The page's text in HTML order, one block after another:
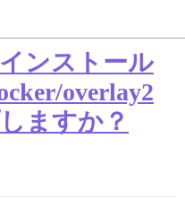
ンストール
overlay2
ますか？